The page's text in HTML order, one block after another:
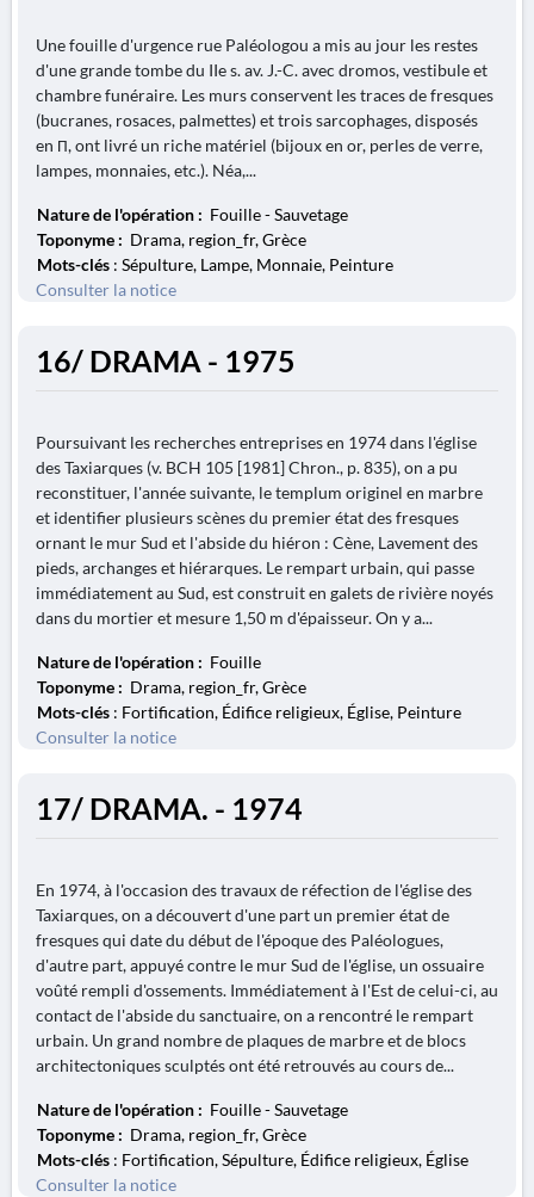
Une fouille d'urgence rue Paléologou a mis au jour les restes
d'une grande tombe du IIe s. av. J.-C. avec dromos, vestibule et
chambre funéraire. Les murs conservent les traces de fresques
(bucranes, rosaces, palmettes) et trois sarcophages, disposés
en П, ont livré un riche matériel (bijoux en or, perles de verre,
lampes, monnaies, etc.). Néa,...
Nature de l'opération : Fouille - Sauvetage
Toponyme : Drama, region_fr, Grèce
Mots-clés : Sépulture, Lampe, Monnaie, Peinture
Consulter la notice
16/ DRAMA - 1975
Poursuivant les recherches entreprises en 1974 dans l'église
des Taxiarques (v. BCH 105 [1981] Chron., p. 835), on a pu
reconstituer, l'année suivante, le templum originel en marbre
et identifier plusieurs scènes du premier état des fresques
ornant le mur Sud et l'abside du hiéron : Cène, Lavement des
pieds, archanges et hiérarques. Le rempart urbain, qui passe
immédiatement au Sud, est construit en galets de rivière noyés
dans du mortier et mesure 1,50 m d'épaisseur. On y a...
Nature de l'opération : Fouille
Toponyme : Drama, region_fr, Grèce
Mots-clés : Fortification, Édifice religieux, Église, Peinture
Consulter la notice
17/ DRAMA. - 1974
En 1974, à l'occasion des travaux de réfection de l'église des
Taxiarques, on a découvert d'une part un premier état de
fresques qui date du début de l'époque des Paléologues,
d'autre part, appuyé contre le mur Sud de l'église, un ossuaire
voûté rempli d'ossements. Immédiatement à l'Est de celui-ci, au
contact de l'abside du sanctuaire, on a rencontré le rempart
urbain. Un grand nombre de plaques de marbre et de blocs
architectoniques sculptés ont été retrouvés au cours de...
Nature de l'opération : Fouille - Sauvetage
Toponyme : Drama, region_fr, Grèce
Mots-clés : Fortification, Sépulture, Édifice religieux, Église
Consulter la notice